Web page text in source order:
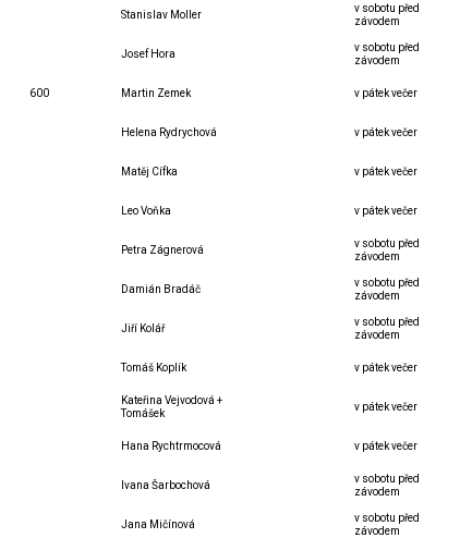
Stanislav Moller
v sobotu před
závodem
Josef Hora
v sobotu před
závodem
600 Martin Zemek v pátek večer
Helena Rydrychová v pátek večer
Matěj Cífka v pátek večer
Leo Voňka v pátek večer
Petra Zágnerová
v sobotu před
závodem
Damián Bradáč
v sobotu před
závodem
Jiří Kolář
v sobotu před
závodem
Tomáš Koplík v pátek večer
Kateřina Vejvodová +
Tomášek
v pátek večer
Hana Rychtrmocová v pátek večer
Ivana Šarbochová
v sobotu před
závodem
Jana Mičínová
v sobotu před
závodem